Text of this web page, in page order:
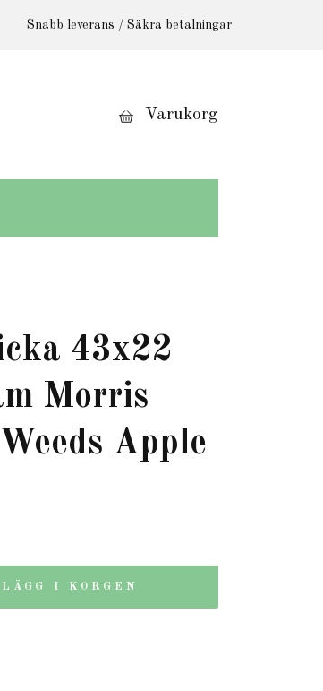
Snabb leverans / Säkra betalningar
Varukorg
43x22
Morris
Apple
LÄGG I KORGEN